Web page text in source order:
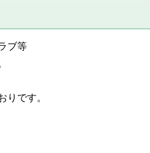
ブ等
りです。